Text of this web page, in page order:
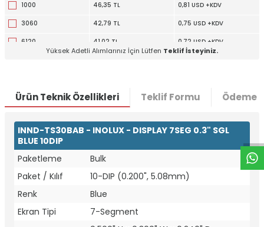
W
h
t
a
p
p
D
e
s
e
H
a
t
t
1000 46,35 TL 0,81 USD +KDV
3060 42,79 TL 0,75 USD +KDV
6120 41,02 TL 0,72 USD +KDV
Yüksek Adetli Alımlarınız İçin Lütfen Teklif İsteyiniz.
Ürün Teknik Özellikleri Teklif Formu Ödeme
INND-TS30BAB - INOLUX - DISPLAY 7SEG 0.3" SGL
BLUE 10DIP
Paketleme
Bulk
Paket / Kılıf
10-DIP (0.200", 5.08mm)
Renk
Blue
Ekran Tipi
7-Segment